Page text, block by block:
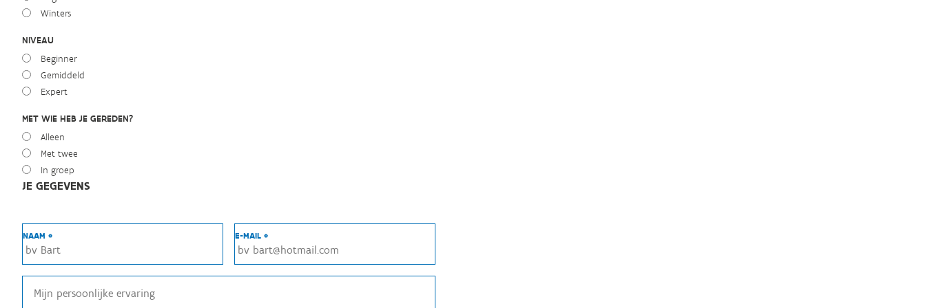
Winters
NIVEAU
Beginner
Gemiddeld
Expert
MET WIE HEB JE GEREDEN?
Alleen
Met twee
In groep
JE GEGEVENS
NAAM * E-MAIL *